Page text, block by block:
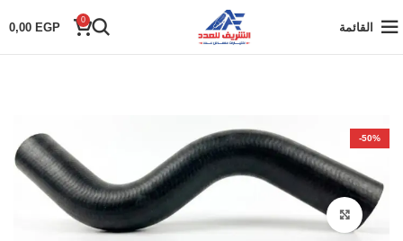
القائمة
0
0,00 EGP
-50%
Click to enlarge